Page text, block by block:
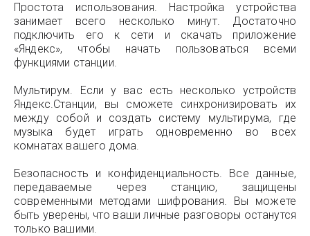
Простота использования. Настройка устройства
занимает всего несколько минут. Достаточно
подключить его к сети и скачать приложение
«Яндекс», чтобы начать пользоваться всеми
функциями станции.
Мультирум. Если у вас есть несколько устройств
Яндекс.Станции, вы сможете синхронизировать их
между собой и создать систему мультирума, где
музыка будет играть одновременно во всех
комнатах вашего дома.
Безопасность и конфиденциальность. Все данные,
передаваемые через станцию, защищены
современными методами шифрования. Вы можете
быть уверены, что ваши личные разговоры останутся
только вашими.